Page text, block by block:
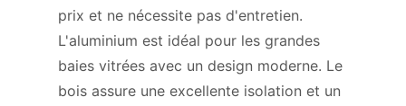
prix et ne nécessite pas d'entretien.
L'aluminium est idéal pour les grandes
baies vitrées avec un design moderne. Le
bois assure une excellente isolation et un